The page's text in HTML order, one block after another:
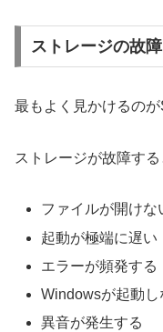
ストレージの故障
最もよく見かけるのが
ストレージが故障す
ファイルが開けな
起動が極端に遅い
エラーが頻発する
Windowsが起動し
異音が発生する